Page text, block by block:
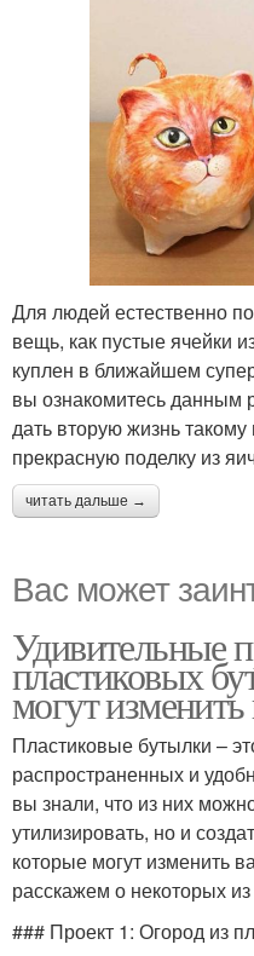
Для людей естественно
вещь, как пустые ячейки
куплен в ближайшем
вы ознакомитесь данным
дать вторую жизнь такому
прекрасную поделку из
читать дальше →
Вас может
Удивительные
пластиковых
могут
Пластиковые бутылки –
распространенных и
вы знали, что из них
утилизировать, но и
которые могут изменить
расскажем о некоторых из
### Проект 1: Огород из